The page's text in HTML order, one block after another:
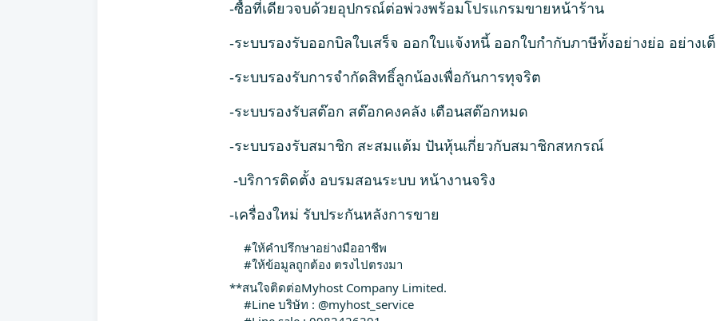
-ซื้อที่เดียวจบด้วยอุปกรณ์ต่อพ่วงพร้อมโปรแกรมขายหน้าร้าน
-ระบบรองรับออกบิลใบเสร็จ ออกใบแจ้งหนี้ ออกใบกำกับภาษีทั้งอย่างย่อ อย่างเ
-ระบบรองรับการจำกัดสิทธิ์ลูกน้องเพื่อกันการทุจริต
-ระบบรองรับสต๊อก สต๊อกคงคลัง เตือนสต๊อกหมด
-ระบบรองรับสมาชิก สะสมแต้ม ปันหุ้นเกี่ยวกับสมาชิกสหกรณ์
-บริการติดตั้ง อบรมสอนระบบ หน้างานจริง
-เครื่องใหม่ รับประกันหลังการขาย
#ให้คำปรึกษาอย่างมืออาชีพ
#ให้ข้อมูลถูกต้อง ตรงไปตรงมา
**สนใจติดต่อMyhost Company Limited.
#Line บริษัท : @myhost_service